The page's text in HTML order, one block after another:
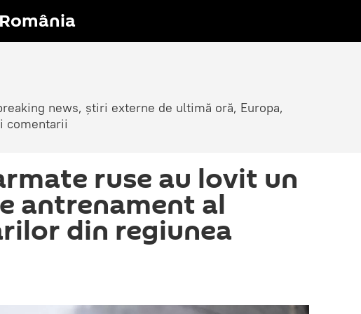
news, știri externe de ultimă oră, Europa,
comentarii
ruse au lovit un
antrenament al
din regiunea